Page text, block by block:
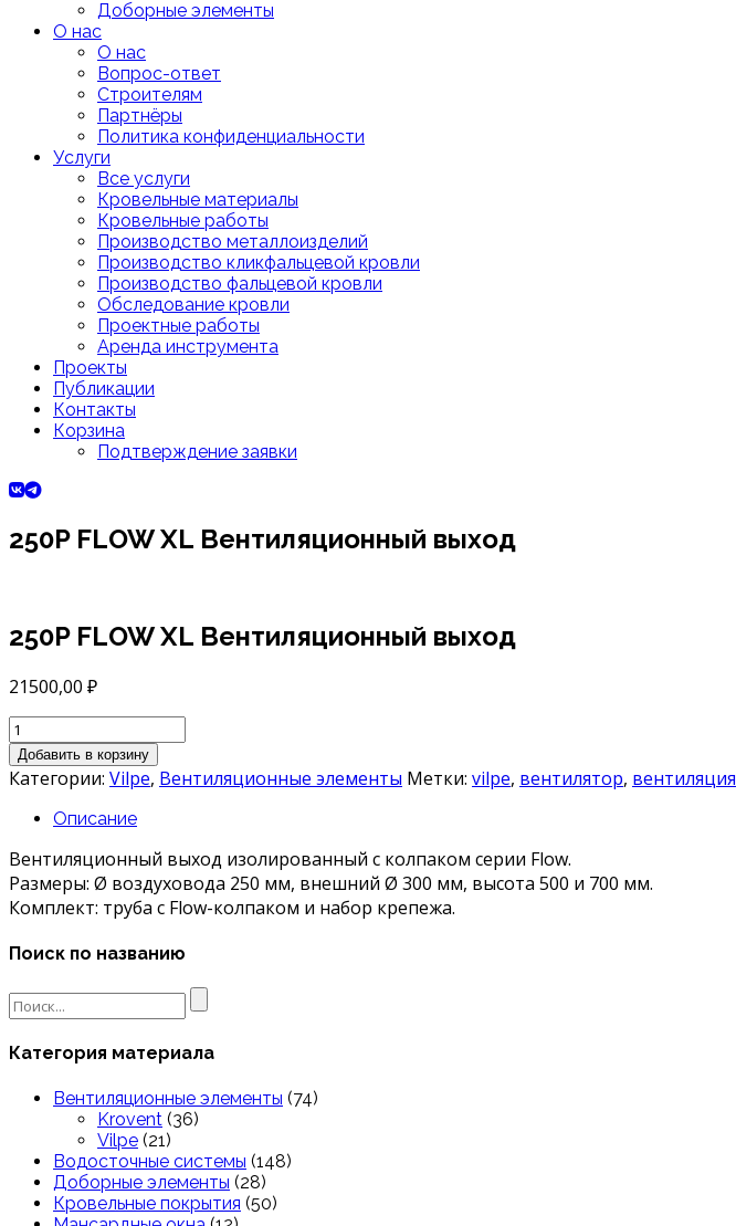
Доборные элементы
О нас
О нас
Вопрос-ответ
Строителям
Партнёры
Политика конфиденциальности
Услуги
Все услуги
Кровельные материалы
Кровельные работы
Производство металлоизделий
Производство кликфальцевой кровли
Производство фальцевой кровли
Обследование кровли
Проектные работы
Аренда инструмента
Проекты
Публикации
Контакты
Корзина
Подтверждение заявки
250P FLOW XL Вентиляционный выход
250P FLOW XL Вентиляционный выход
21500,00 ₽
Количество
товара
250P
FLOW
Вентиляционный
выход
Добавить в корзину
Категории: Vilpe, Вентиляционные элементы Метки: vilpe, вентилятор, вентиляция
Описание
Вентиляционный выход изолированный с колпаком серии Flow.
Размеры: Ø воздуховода 250 мм, внешний Ø 300 мм, высота 500 и 700 мм.
Комплект: труба с Flow-колпаком и набор крепежа.
Поиск по названию
Search
for:
Категория материала
Вентиляционные элементы (74)
Krovent (36)
Vilpe (21)
Водосточные системы (148)
Доборные элементы (28)
Кровельные покрытия (50)